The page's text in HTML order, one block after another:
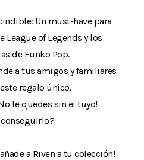
Un must-have para
League of Legends y los
de Funko Pop.
a tus amigos y familiares
regalo único.
te quedes sin el tuyo!
a Riven a tu colección!